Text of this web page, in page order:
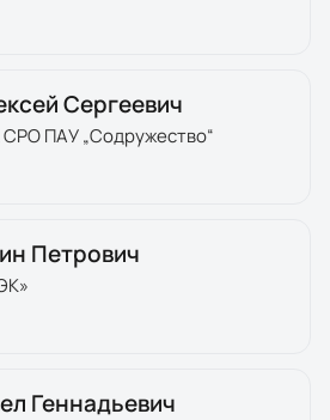
Сергеевич
ПАУ „Содружество“
Петрович
Геннадьевич